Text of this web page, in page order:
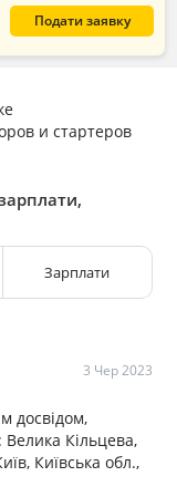
Подати заявку
и стартеров
Зарплати
3 Чер 2023
досвідом,
Кільцева,
Київська обл.,